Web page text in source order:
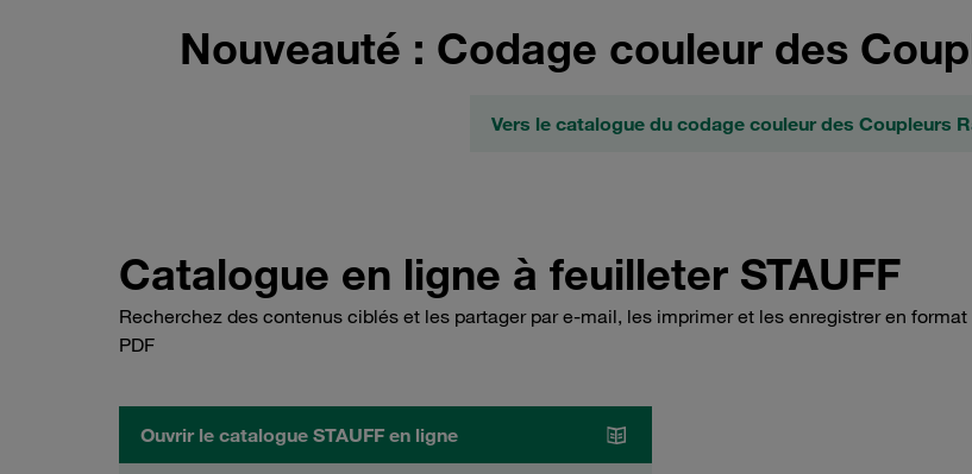
Nouveauté : Codage couleur des
Vers le catalogue du codage couleur des Coupleurs
Catalogue en ligne à feuilleter STAUFF
Recherchez des contenus ciblés et les partager par e-mail, les imprimer et les enregistrer en format
PDF
Ouvrir le catalogue STAUFF en ligne